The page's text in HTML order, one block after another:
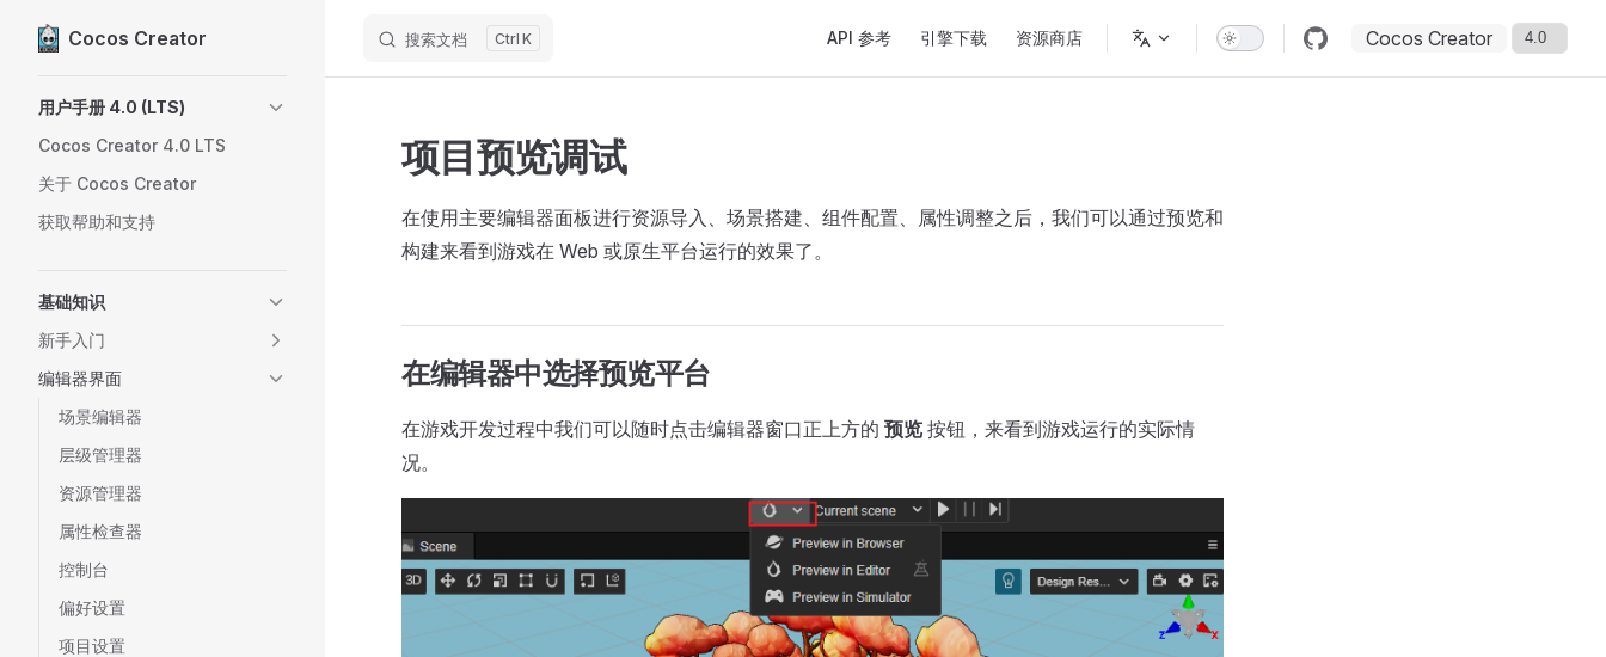
Skip to content
Cocos Creator 搜索文档 K API 参考 引擎下载 资源商店 Cocos Creator
用户手册 4.0 (LTS)
Cocos Creator 4.0 LTS
关于 Cocos Creator
获取帮助和支持
基础知识
新手入门
编辑器界面
场景编辑器
层级管理器
资源管理器
属性检查器
控制台
偏好设置
项目设置
项目预览调试
在使用主要编辑器面板进行资源导入、场景搭建、组件配置、属性调整之后，我们可以通过预览和
构建来看到游戏在 Web 或原生平台运行的效果了。
在编辑器中选择预览平台
在游戏开发过程中我们可以随时点击编辑器窗口正上方的 预览 按钮，来看到游戏运行的实际情
况。